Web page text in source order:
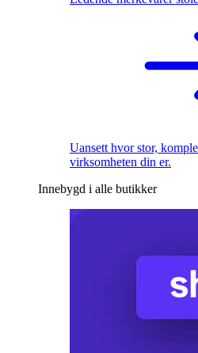
Uansett hvor stor,
virksomheten din er.
Innebygd i alle butikker